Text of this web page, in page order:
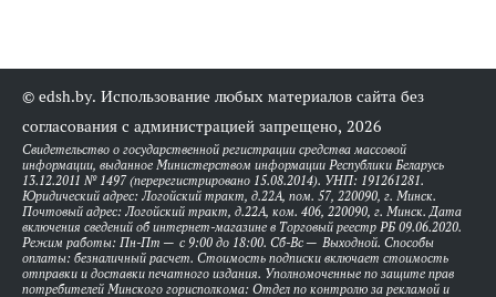
© edsh.by. Использование любых материалов сайта без
согласования с администрацией запрещено, 2026
Свидетельство о государственной регистрации средства массовой
информации, выданное Министерством информации Республики Беларусь
13.12.2011 № 1497 (перерегистрировано 15.08.2014). УНП: 191261281.
Юридический адрес: Логойский тракт, д.22А, пом. 57, 220090, г. Минск.
Почтовый адрес: Логойский тракт, д.22А, ком. 406, 220090, г. Минск. Дата
включения сведений об интернет-магазине в Торговый реестр РБ 09.06.2020.
Режим работы: Пн-Пт — с 9:00 до 18:00. Сб-Вс — Выходной. Способы
оплаты: безналичный расчет. Стоимость подписки включает стоимость
отправки и доставки печатного издания. Уполномоченные по защите прав
потребителей Минского горисполкома: Отдел по контролю за рекламой и